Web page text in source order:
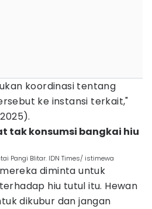
koordinasi tentang
ke instansi terkait,"
tak konsumsi bangkai hiu
Pangi Blitar. IDN Times/ istimewa
diminta untuk
hiu tutul itu. Hewan
dikubur dan jangan